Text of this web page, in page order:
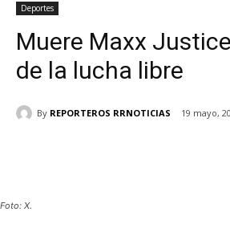
Deportes
Muere Maxx
de la lucha libre
By REPORTEROS RRNOTICIAS 19 mayo,
Foto: X.